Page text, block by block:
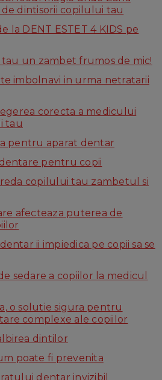
dintisorii copilului tau
la DENT ESTET 4 KIDS pe
un zambet frumos de mic!
imbolnavi in urma netratarii
corecta a medicului
tau
pentru aparat dentar
pentru copii
copilului tau zambetul si
afecteaza puterea de
ii impiedica pe copii sa se
sedare a copiilor la medicul
o solutie sigura pentru
complexe ale copiilor
dintilor
poate fi prevenita
dentar invizibil